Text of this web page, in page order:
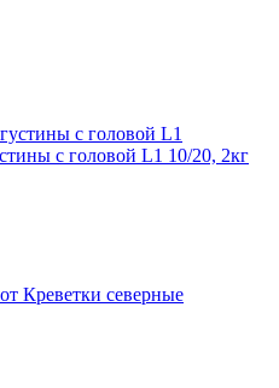
с головой L1 10/20, 2кг
Креветки северные